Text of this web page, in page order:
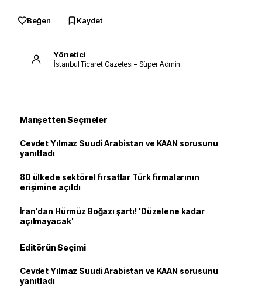
Beğen Kaydet
Yönetici
İstanbul Ticaret Gazetesi – Süper Admin
Manşetten Seçmeler
Cevdet Yılmaz Suudi Arabistan ve KAAN sorusunu
yanıtladı
80 ülkede sektörel fırsatlar Türk firmalarının
erişimine açıldı
İran'dan Hürmüz Boğazı şartı! 'Düzelene kadar
açılmayacak'
Editörün Seçimi
Cevdet Yılmaz Suudi Arabistan ve KAAN sorusunu
yanıtladı